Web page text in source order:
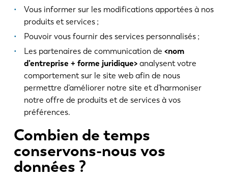
Vous informer sur les modifications apportées à nos
produits et services ;
Pouvoir vous fournir des services personnalisés ;
Les partenaires de communication de <nom
d’entreprise + forme juridique>analysent votre
comportement sur le site web afin de nous
permettre d’améliorer notre site et d’harmoniser
notre offre de produits et de services à vos
préférences.
Combien de temps
conservons-nous vos
données ?